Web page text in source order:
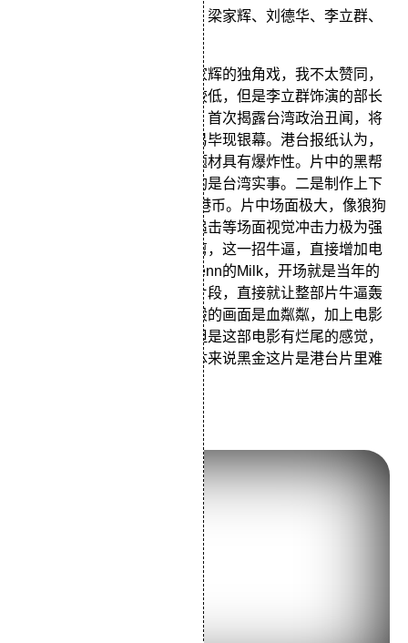
由麦当雄编剧，麦当杰执导，梁家辉、刘德华、李立群、
有影评人说这部电影成了梁家辉的独角戏，我不太赞同，
华仔在片中的存在感确实比较低，但是李立群饰演的部长
也是让人极为深刻。《黑金》首次揭露台湾政治丑闻，将
金钱、色情、权力、黑幕交易毕现银幕。港台报纸认为，
该片之所以引起轰动，一是题材具有爆炸性。片中的黑帮
仇杀、政府贪污、的士暴动均是台湾实事。二是制作上下
了大功夫。该片投资6000万港币。片中场面极大，像狼狗
追逐、的士闹事、直升飞机追击等场面视觉冲击力极为强
烈。其中新闻片段和电影混剪，这一招牛逼，直接增加电
影的社会质感，比如Sean Penn的Milk，开场就是当年的
新闻片段，中间也插了很多片段，直接就让整部片牛逼轰
轰了。黑金里出租车司机群殴的画面是血粼粼，加上电影
再渲染下，张力就出来了。但是这部电影有烂尾的感觉，
结尾让人觉得不太真实，总体来说黑金这片是港台片里难